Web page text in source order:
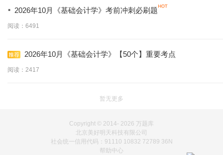
· 2026年10月《基础会计学》考前冲刺必刷题
阅读：6491
2026年10月《基础会计学》【50个】重要考点
阅读：2417
暂无更多
Copyright © 2014- 2026 万题库
北京美好明天科技有限公司
社会统一信用代码：91110 10832 72789 36N
帮助中心